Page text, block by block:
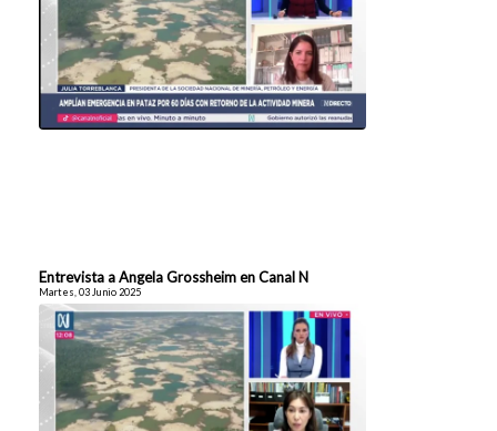
Entrevista a Angela Grossheim en Canal N
Martes, 03 Junio 2025